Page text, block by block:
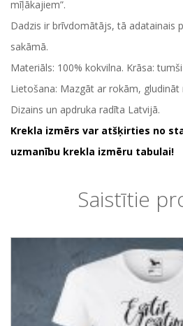
mīļākajiem”.
Dadzis ir brīvdomātājs, tā adatainais
sakāmā.
Materiāls: 100% kokvilna. Krāsa:
Lietošana: Mazgāt ar rokām, gludināt
Dizains un apdruka radīta Latvijā.
Krekla izmērs var atšķirties no
uzmanību krekla izmēru tabulai!
Saistītie